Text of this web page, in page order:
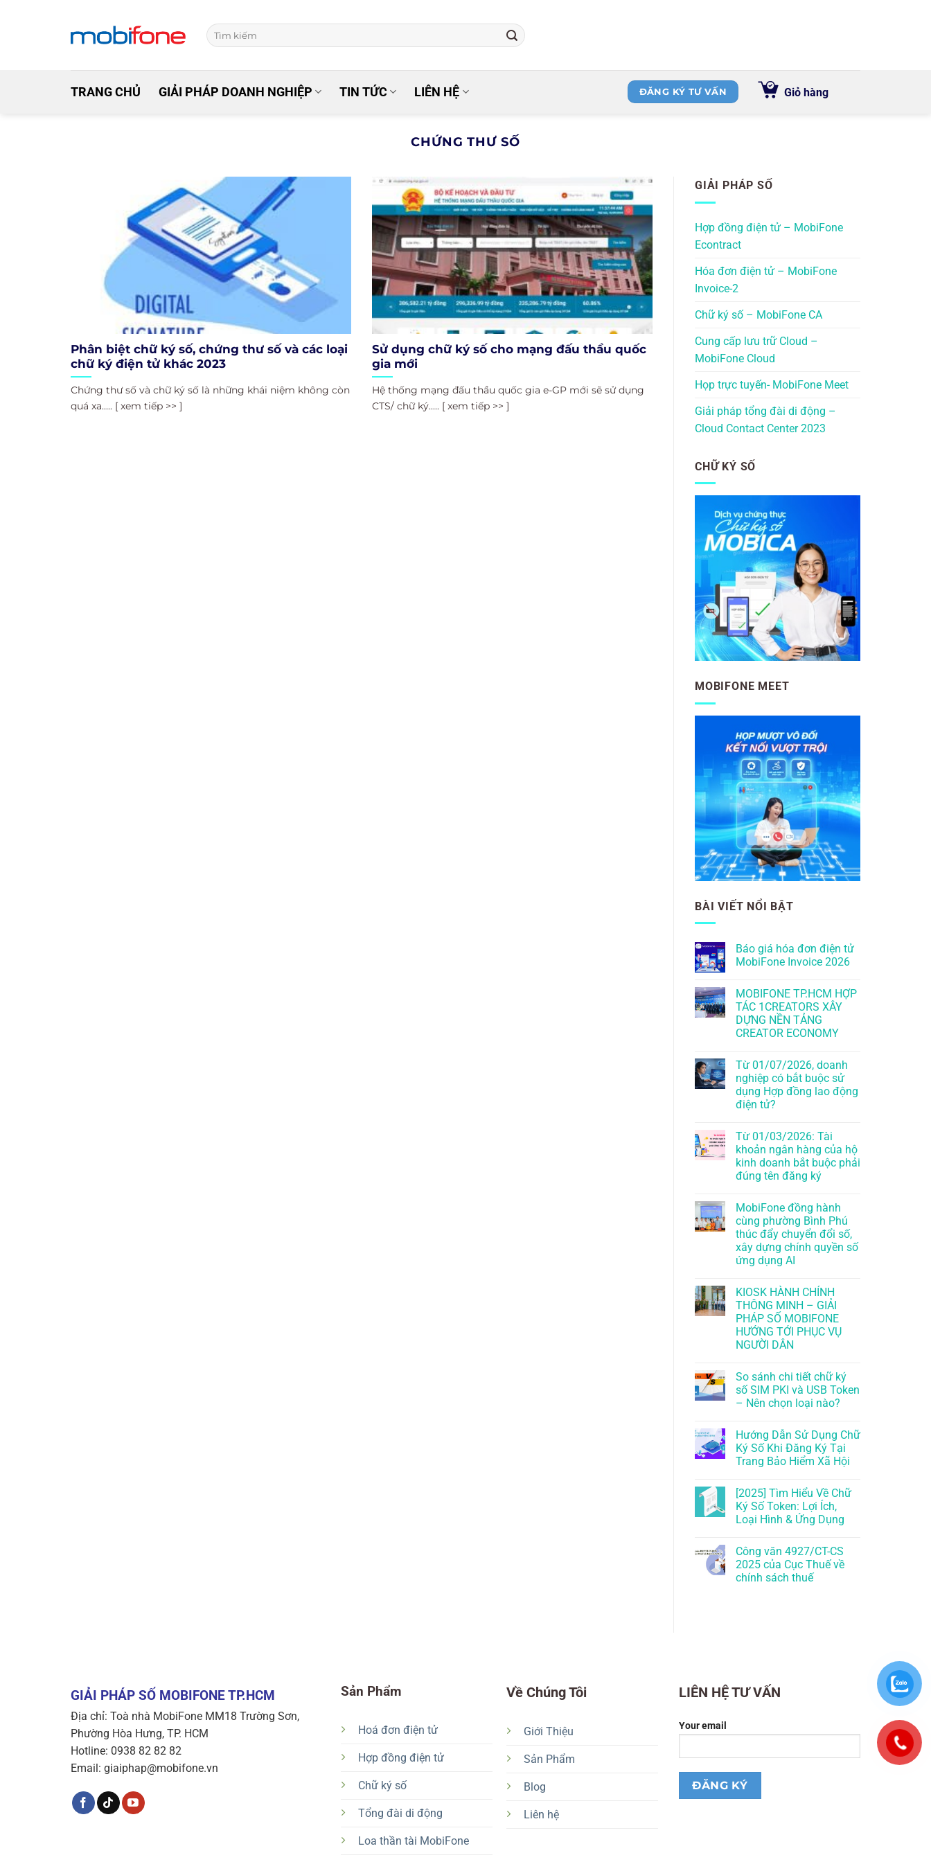
TRANG CHỦ GIẢI PHÁP DOANH NGHIỆP TIN TỨC LIÊN HỆ ĐĂNG KÝ TƯ VẤN Giỏ hàng
CHỨNG THƯ SỐ
Phân biệt chữ ký số, chứng thư số và các loại
chữ ký điện tử khác 2023
Chứng thư số và chữ ký số là những khái niệm không còn
quá xa..... [ xem tiếp >> ]
Sử dụng chữ ký số cho mạng đấu thầu quốc
gia mới
Hệ thống mạng đấu thầu quốc gia e-GP mới sẽ sử dụng
CTS/ chữ ký..... [ xem tiếp >> ]
GIẢI PHÁP SỐ
Hợp đồng điện tử – MobiFone
Econtract
Hóa đơn điện tử – MobiFone
Invoice-2
Chữ ký số – MobiFone CA
Cung cấp lưu trữ Cloud –
MobiFone Cloud
Họp trực tuyến- MobiFone Meet
Giải pháp tổng đài di động –
Cloud Contact Center 2023
CHỮ KÝ SỐ
MOBIFONE MEET
BÀI VIẾT NỔI BẬT
Báo giá hóa đơn điện tử
MobiFone Invoice 2026
MOBIFONE TP.HCM HỢP
TÁC 1CREATORS XÂY
DỰNG NỀN TẢNG
CREATOR ECONOMY
Từ 01/07/2026, doanh
nghiệp có bắt buộc sử
dụng Hợp đồng lao động
điện tử?
Từ 01/03/2026: Tài
khoản ngân hàng của hộ
kinh doanh bắt buộc phải
đúng tên đăng ký
MobiFone đồng hành
cùng phường Bình Phú
thúc đẩy chuyển đổi số,
xây dựng chính quyền số
ứng dụng AI
KIOSK HÀNH CHÍNH
THÔNG MINH – GIẢI
PHÁP SỐ MOBIFONE
HƯỚNG TỚI PHỤC VỤ
NGƯỜI DÂN
So sánh chi tiết chữ ký
số SIM PKI và USB Token
– Nên chọn loại nào?
Hướng Dẫn Sử Dụng Chữ
Ký Số Khi Đăng Ký Tại
Trang Bảo Hiểm Xã Hội
[2025] Tìm Hiểu Về Chữ
Ký Số Token: Lợi Ích,
Loại Hình & Ứng Dụng
Công văn 4927/CT-CS
2025 của Cục Thuế về
chính sách thuế
GIẢI PHÁP SỐ MOBIFONE TP.HCM
Địa chỉ: Toà nhà MobiFone MM18 Trường Sơn,
Phường Hòa Hưng, TP. HCM
Hotline: 0938 82 82 82
Email: giaiphap@mobifone.vn
Sản Phẩm
Hoá đơn điện tử
Hợp đồng điện tử
Chữ ký số
Tổng đài di động
Loa thần tài MobiFone
Về Chúng Tôi
Giới Thiệu
Sản Phẩm
Blog
Liên hệ
LIÊN HỆ TƯ VẤN
Your email